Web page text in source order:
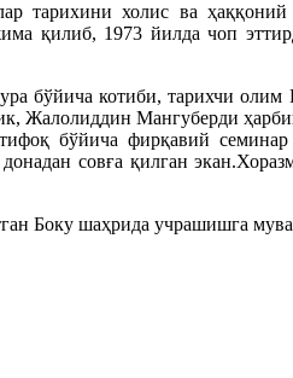
тарихини холис ва
қилиб, 1973 йилда чоп
бўйича котиби, тарихчи
Жалолиддин Мангуберди
бўйича фирқавий
совға қилган
Боку шаҳрида учрашишга